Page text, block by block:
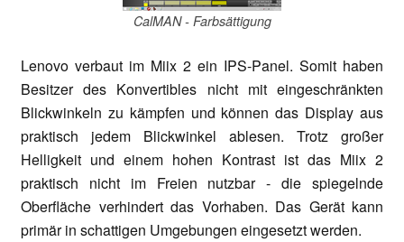
CalMAN - Farbsättigung
Lenovo verbaut im Miix 2 ein IPS-Panel. Somit haben
Besitzer des Konvertibles nicht mit eingeschränkten
Blickwinkeln zu kämpfen und können das Display aus
praktisch jedem Blickwinkel ablesen. Trotz großer
Helligkeit und einem hohen Kontrast ist das Miix 2
praktisch nicht im Freien nutzbar - die spiegelnde
Oberfläche verhindert das Vorhaben. Das Gerät kann
primär in schattigen Umgebungen eingesetzt werden.